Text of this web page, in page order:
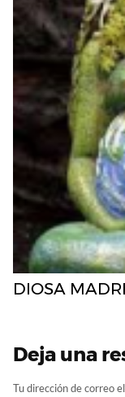
DIOSA
Deja una
Tu dirección de correo